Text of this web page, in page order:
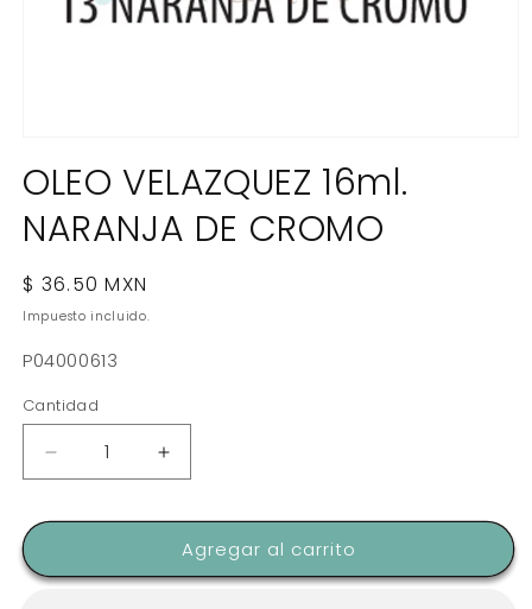
multimedia
1
en
una
OLEO VELAZQUEZ 16ml.
NARANJA DE CROMO
Precio
habitual
$ 36.50 MXN
Impuesto incluido.
SKU:
P04000613
Cantidad
Reducir
cantidad
16ml.
Aumentar
cantidad
VELAZQUEZ
16ml.
Agregar al carrito